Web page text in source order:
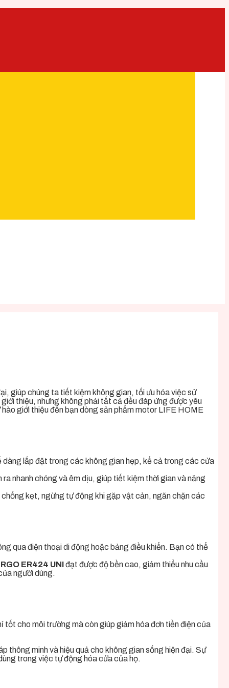
giúp chúng ta tiết kiệm không gian, tối ưu hóa việc sử
thiệu, nhưng không phải tất cả đều đáp ứng được yêu
giới thiệu đến bạn dòng sản phẩm motor LIFE HOME
lắp đặt trong các không gian hẹp, kể cả trong các cửa
nhanh chóng và êm dịu, giúp tiết kiệm thời gian và năng
kẹt, ngừng tự động khi gặp vật cản, ngăn chặn các
qua điện thoại di động hoặc bảng điều khiển. Bạn có thể
ER424 UNIđạt được độ bền cao, giảm thiểu nhu cầu
người dùng.
cho môi trường mà còn giúp giảm hóa đơn tiền điện của
thông minh và hiệu quả cho không gian sống hiện đại. Sự
trong việc tự động hóa cửa của họ.